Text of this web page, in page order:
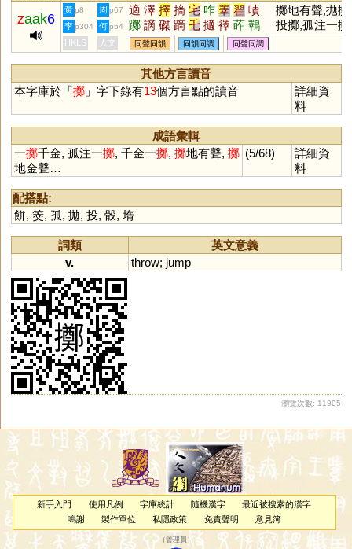
zaak6
黃 p8 周 p67 適 澤 擇 摘 宅 咋 睪 翟 嘖
躑 謫 磔 蹢 乇 擿 襗 葃 鸅
雿 齰 矠 賾 岝 蠌 檡 烢
擲地有聲,拋擲,
投擲,孤注一擲,
一擲千金
李 p304 何 p54
HKLS 人文 同聲同韻 同韻同調 同聲同調
其他方言讀音
本字庫於「擲」字下錄有13個方言點的讀音
詳細資
料
成語彙輯
一擲千金, 孤注一擲, 千金一擲, 擲地有聲, 擲
地金聲…
(5/68)
詳細資
料
配搭點:
餅, 筊, 孤, 拋, 投, 骰, 堶
詞類
英文意義
v.
throw; jump
瀏覽次數: 11905
新手入門 使用凡例 字庫統計 隨機漢字
最近被搜索的漢字
鳴謝
製作單位 私隱政策 免責聲明 意見簿
（管理員 ）